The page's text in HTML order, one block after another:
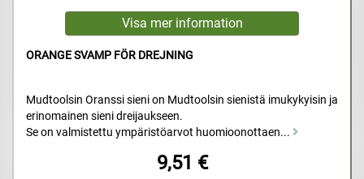
ORANGE SVAMP FÖR DREJNING
Mudtoolsin Oranssi sieni on Mudtoolsin sienistä imukykyisin ja
erinomainen sieni dreijaukseen.
Se on valmistettu ympäristöarvot huomioonottaen...
9,51 €